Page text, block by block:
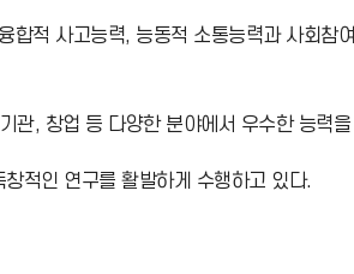
적 사고능력, 능동적 소통능력과 사회참
관, 창업 등 다양한 분야에서 우수한 능력
적인 연구를 활발하게 수행하고 있다.